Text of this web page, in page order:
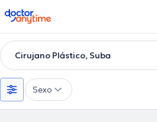
doctoranytime
Cirujano Plástico, Suba
Sexo